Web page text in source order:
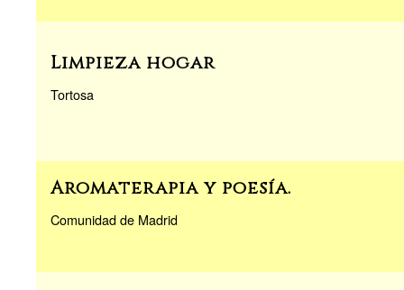
Limpieza hogar
Tortosa
Aromaterapia y poesía.
Comunidad de Madrid